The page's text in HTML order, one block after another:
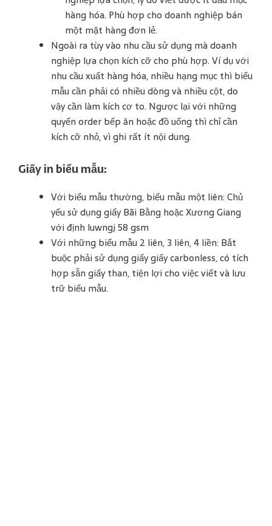
hàng hóa. Phù hợp cho doanh nghiệp bán
một mặt hàng đơn lẻ.
Ngoài ra tùy vào nhu cầu sử dụng mà doanh
nghiệp lựa chọn kích cỡ cho phù hợp. Ví dụ với
nhu cầu xuất hàng hóa, nhiều hạng mục thì biểu
mẫu cần phải có nhiều dòng và nhiều cột, do
vậy cần làm kích cơ to. Ngược lại với những
quyển order bếp ăn hoặc đồ uống thì chỉ cần
kích cỡ nhỏ, vì ghi rất ít nội dung.
Giấy in biểu mẫu:
Với biểu mẫu thường, biểu mẫu một liên: Chủ
yếu sử dụng giấy Bãi Bằng hoặc Xương Giang
với định luwngj 58 gsm
Với những biểu mẫu 2 liên, 3 liên, 4 liền: Bắt
buộc phải sử dụng giấy giấy carbonless, có tích
hợp sẵn giấy than, tiện lợi cho việc viết và lưu
trữ biểu mẫu.